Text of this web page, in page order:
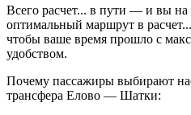
Всего расчет... в пути — и вы
оптимальный маршрут в расчет...
чтобы ваше время прошло с
удобством.
Почему пассажиры выбирают
трансфера Елово — Шатки: